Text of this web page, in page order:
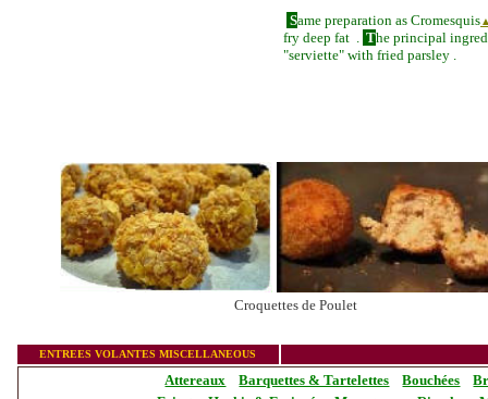
Same preparation as Cromesquis
fry deep fat . The principal
"serviette" with fried parsley .
Croquettes de Poulet
ENTREES VOLANTES MISCELLANEOUS
Attereaux Barquettes & Tartelettes Bouchées